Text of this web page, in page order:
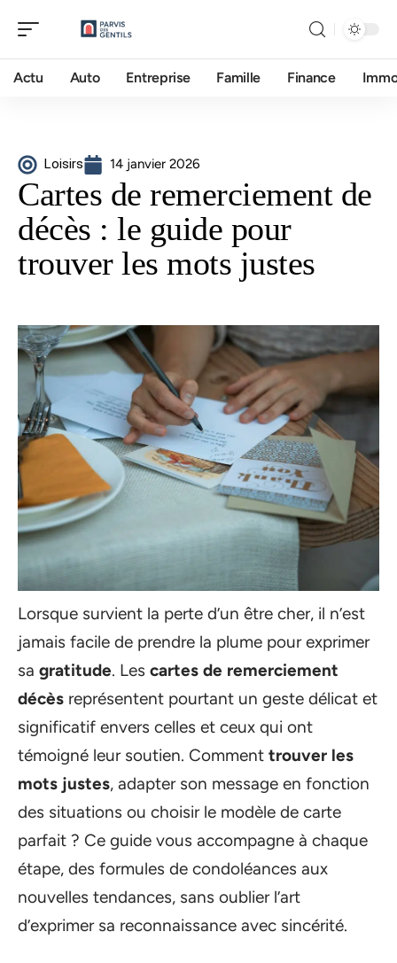
Actu Auto Entreprise Famille Finance
Loisirs 14 janvier 2026
Cartes de remerciement de
décès : le guide pour
trouver les mots justes
Lorsque survient la perte d’un être cher, il n’est
jamais facile de prendre la plume pour exprimer
sa gratitude. Les cartes de remerciement
décès représentent pourtant un geste délicat et
significatif envers celles et ceux qui ont
témoigné leur soutien. Comment trouver les
mots justes, adapter son message en fonction
des situations ou choisir le modèle de carte
parfait ? Ce guide vous accompagne à chaque
étape, des formules de condoléances aux
nouvelles tendances, sans oublier l’art
d’exprimer sa reconnaissance avec sincérité.